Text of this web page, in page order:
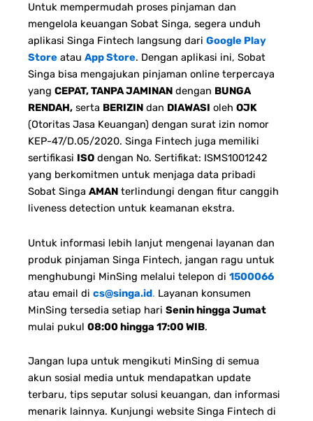
Untuk mempermudah proses pinjaman dan
mengelola keuangan Sobat Singa, segera unduh
aplikasi Singa Fintech langsung dari Google Play
Store atau App Store. Dengan aplikasi ini, Sobat
Singa bisa mengajukan pinjaman online terpercaya
yang CEPAT, TANPA JAMINAN dengan BUNGA
RENDAH, serta BERIZIN dan DIAWASI oleh OJK
(Otoritas Jasa Keuangan) dengan surat izin nomor
KEP-47/D.05/2020. Singa Fintech juga memiliki
sertifikasi ISO dengan No. Sertifikat: ISMS1001242
yang berkomitmen untuk menjaga data pribadi
Sobat Singa AMAN terlindungi dengan fitur canggih
liveness detection untuk keamanan ekstra.
Untuk informasi lebih lanjut mengenai layanan dan
produk pinjaman Singa Fintech, jangan ragu untuk
menghubungi MinSing melalui telepon di 1500066
atau email di cs@singa.id. Layanan konsumen
MinSing tersedia setiap hari Senin hingga Jumat
mulai pukul 08:00 hingga 17:00 WIB.
Jangan lupa untuk mengikuti MinSing di semua
akun sosial media untuk mendapatkan update
terbaru, tips seputar solusi keuangan, dan informasi
menarik lainnya. Kunjungi website Singa Fintech di